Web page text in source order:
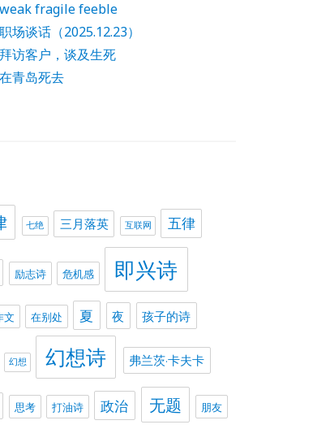
weak fragile feeble
职场谈话（2025.12.23）
拜访客户，谈及生死
在青岛死去
七绝 三月落英 互联网 五律
励志诗 危机感 即兴诗
文 在别处 夏 夜 孩子的诗
幻想 幻想诗 弗兰茨·卡夫卡
思考 打油诗 政治 无题 朋友